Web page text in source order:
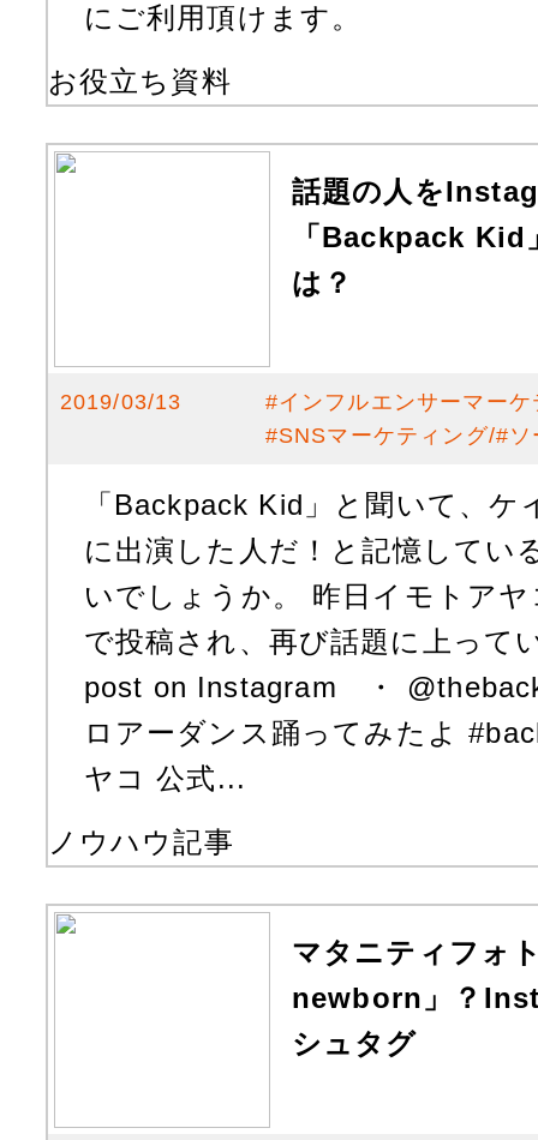
にご利用頂けます。
お役立ち資料
話題の人を
「Backpack Kid
は？
2019/03/13 #インフルエンサーマー
#SNSマーケティング #
「Backpack Kid」と聞いて、
に出演した人だ！と記憶してい
いでしょうか。 昨日イモトア
で投稿され、再び話題に上っ
post on Instagram ・
ロアーダンス踊ってみたよ
ヤコ 公式...
ノウハウ記事
マタニティフォ
newborn」？
シュタグ